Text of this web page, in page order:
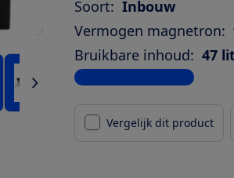
Soort: Inbouw
Vermogen magnetron:
Bruikbare inhoud: 47
Bekijk alle specificaties
Vergelijk dit product